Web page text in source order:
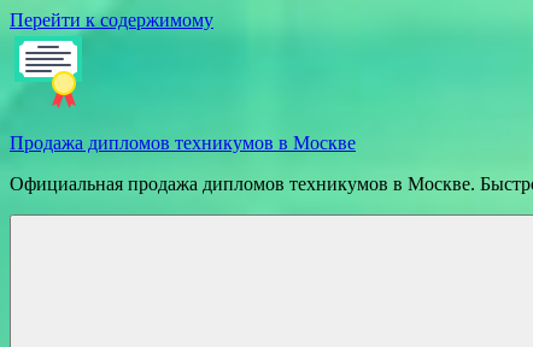
Перейти к содержимому
Продажа дипломов техникумов в Москве
Официальная продажа дипломов техникумов в Москве.